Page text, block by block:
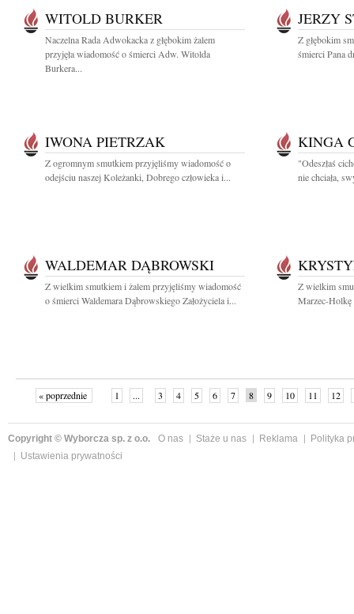
WITOLD BURKER
Naczelna Rada Adwokacka z głębokim żalem
przyjęła wiadomość o śmierci Adw. Witolda
Burkera...
JERZY
Z głębokim
śmierci Pana
IWONA PIETRZAK
Z ogromnym smutkiem przyjęliśmy wiadomość o
odejściu naszej Koleżanki, Dobrego człowieka i...
KINGA
"Odeszłaś
nie chciała,
WALDEMAR DĄBROWSKI
Z wielkim smutkiem i żalem przyjęliśmy wiadomość
o śmierci Waldemara Dąbrowskiego Założyciela i...
Z wielkim
Marzec-Holkę
« poprzednie 1 ... 3 4 5 6 7 8 9 10 11 12
Copyright © Wyborcza sp. z o.o. O nas Staże u nas Reklama
Polityka
Ustawienia prywatności